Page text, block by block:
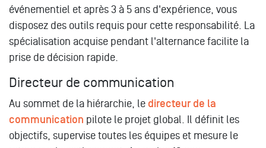
événementiel et après 3 à 5 ans d'expérience, vous
disposez des outils requis pour cette responsabilité. La
spécialisation acquise pendant l'alternance facilite la
prise de décision rapide.
Directeur de communication
Au sommet de la hiérarchie, le directeur de la
communication pilote le projet global. Il définit les
objectifs, supervise toutes les équipes et mesure le